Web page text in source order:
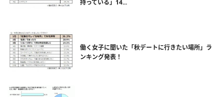
持っている」14...
働く女子に聞いた「秋デートに行きたい場所」ラ
ンキング発表！